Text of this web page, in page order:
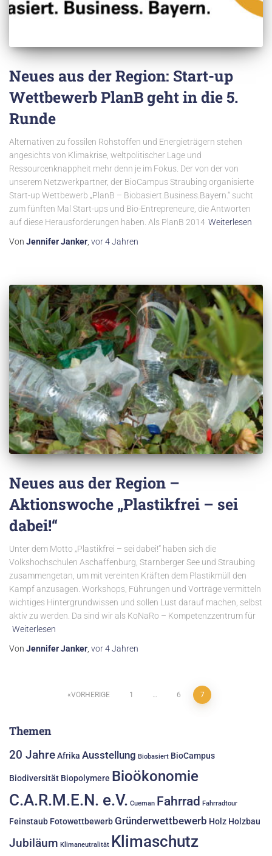
Neues aus der Region: Start-up
Wettbewerb PlanB geht in die 5.
Runde
Alternativen zu fossilen Rohstoffen und Energieträgern stehen
angesichts von Klimakrise, weltpolitischer Lage und
Ressourcenknappheit mehr denn je im Fokus. Der von der von
unserem Netzwerkpartner, der BioCampus Straubing organisierte
Start-up Wettbewerb „PlanB – Biobasiert.Business.Bayern.“ sucht
zum fünften Mal Start-ups und Bio-Entrepreneure, die Antworten
auf diese Herausforderungen haben. Als PlanB 2014 Weiterlesen
Von Jennifer Janker vor4 Jahren
Neues aus der Region –
Aktionswoche „Plastikfrei – sei
dabei!“
Unter dem Motto „Plastikfrei – sei dabei!“ haben sich die
Volkshochschulen Aschaffenburg, Starnberger See und Straubing
zusammengetan, um mit vereinten Kräften dem Plastikmüll den
Kampf anzusagen. Workshops, Führungen und Vorträge vermitteln
wichtiges Hintergrundwissen und sollen Lust darauf machen, selbst
aktiv zu werden. Da sind wir als KoNaRo – Kompetenzzentrum für
Weiterlesen
Von Jennifer Janker, vor4 Jahren
Seitennummerierung
der
Beiträge
VORHERIGE 1 … 6 7
Themen
20 JahreAfrika Ausstellung Biobasiert BioCampus
Biodiversität Biopolymere Bioökonomie
C.A.R.M.E.N. e.V. Cueman Fahrrad Fahrradtour
Feinstaub Fotowettbewerb Gründerwettbewerb Holz Holzbau
Jubiläum Klimaneutralität Klimaschutz